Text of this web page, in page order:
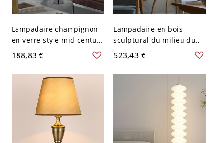
Lampadaire champignon
en verre style mid-century
avec base en chrome poli
- 110 V-120 V Orange
188,83 €
Lampadaire en bois
sculptural du milieu du
siècle, trépied arqué pour
éclairage d’ambiance du
salon - Bois 110 V-120 V
523,43 €